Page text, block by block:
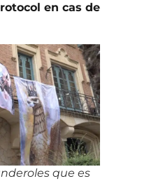
en cas de
que es